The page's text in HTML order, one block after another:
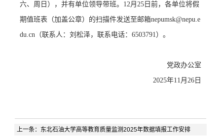
六、周日），并有单位领导带班。12月25 日前，各单位将假
期值班表（加盖公章）的扫描件发送至邮箱nepumsk@nepu.e
du.cn（联系人：刘松泽，联系电话：6503791）。
党政办公室
2025年11月 26日
上一条： 东北石油大学高等教育质量监测2025年数据填报工作安排